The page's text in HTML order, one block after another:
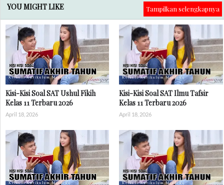
YOU MIGHT LIKE Tampilkan selengkapnya
Kisi-Kisi Soal SAT Ushul Fikih
Kelas 11 Terbaru 2026
April 18, 2026
Kisi-Kisi Soal SAT Ilmu Tafsir
Kelas 11 Terbaru 2026
April 18, 2026